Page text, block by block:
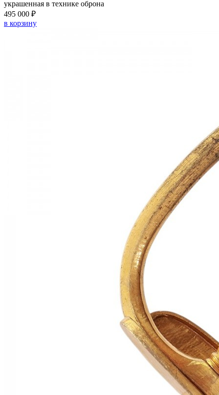
украшенная в технике оброна
495 000 ₽
в корзину